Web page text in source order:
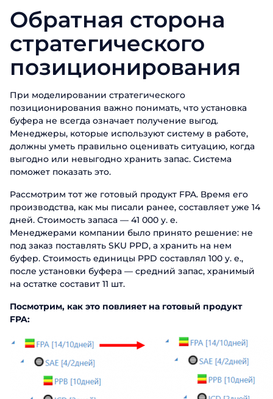
Обратная сторона
стратегического
позиционирования
При моделировании стратегического
позиционирования важно понимать, что установка
буфера не всегда означает получение выгод.
Менеджеры, которые используют систему в работе,
должны уметь правильно оценивать ситуацию, когда
выгодно или невыгодно хранить запас. Система
поможет показать это.
Рассмотрим тот же готовый продукт FPA. Время его
производства, как мы писали ранее, составляет уже 14
дней. Стоимость запаса — 41 000 у. е.
Менеджерами компании было принято решение: не
под заказ поставлять SKU PPD, а хранить на нем
буфер. Стоимость единицы PPD составлял 100 у. е.,
после установки буфера — средний запас, хранимый
на остатке составит 11 шт.
Посмотрим, как это повлияет на готовый продукт
FPA: